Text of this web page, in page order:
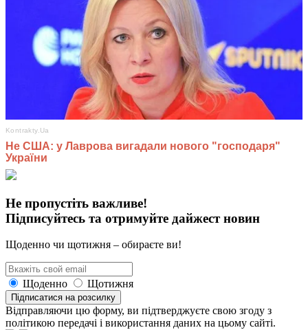
Не пропустіть важливе!
Підписуйтесь та отримуйте дайжест новин
Щоденно чи щотижня – обираєте ви!
Щоденно Щотижня
Підписатися на розсилку
Відправляючи цю форму, ви підтверджуєте свою згоду з
політикою передачі і використання даних на цьому сайті.